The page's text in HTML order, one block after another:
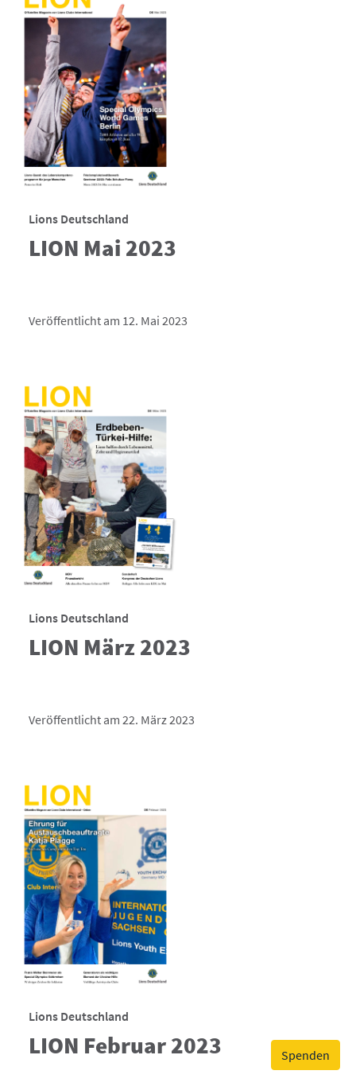
Spenden
Lions Deutschland
LION Mai 2023
Veröffentlicht am 12. Mai 2023
Lions Deutschland
LION März 2023
Veröffentlicht am 22. März 2023
Lions Deutschland
LION Februar 2023